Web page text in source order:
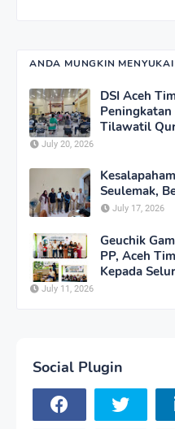
ANDA MUNGKIN
DSI Aceh
Tilawatil
July 20, 2026
Seulemak,
July 17, 2026
Geuchik
PP, Aceh
Kepada
July 11, 2026
Social Plugin